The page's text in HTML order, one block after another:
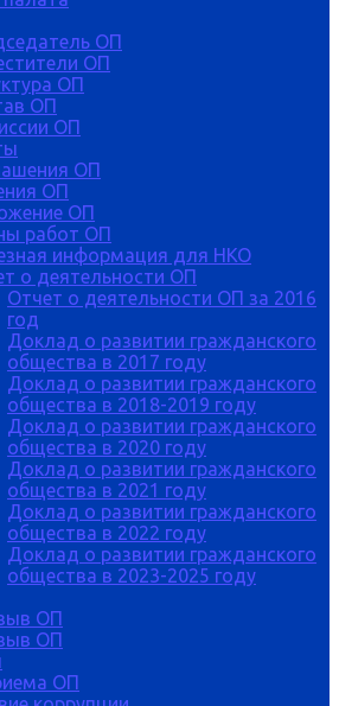
ОП
ОП
ОП
ОП
ОП
ОП
ОП
ОП
работ ОП
информация для НКО
о деятельности ОП
Отчет о деятельности ОП за 2016
год
Доклад о развитии гражданского
общества в 2017 году
Доклад о развитии гражданского
общества в 2018-2019 году
Доклад о развитии гражданского
общества в 2020 году
Доклад о развитии гражданского
общества в 2021 году
Доклад о развитии гражданского
общества в 2022 году
Доклад о развитии гражданского
общества в 2023-2025 году
ОП
ОП
ОП